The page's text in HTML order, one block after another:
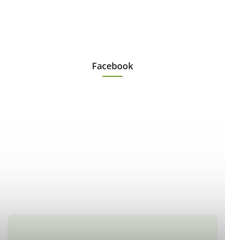
Facebook